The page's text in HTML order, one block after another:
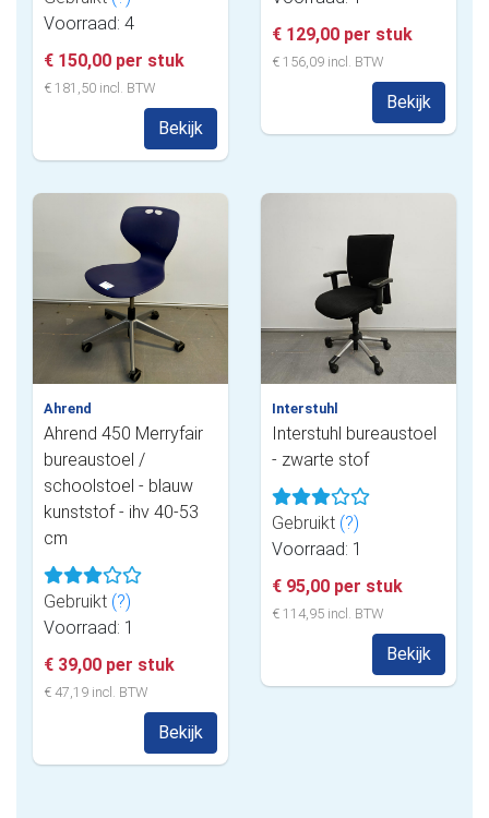
Voorraad: 4
€ 150,00 per stuk
€ 181,50 incl. BTW
Bekijk
€ 129,00 per stuk
€ 156,09 incl. BTW
Bekijk
Ahrend
Ahrend 450 Merryfair
bureaustoel /
schoolstoel - blauw
kunststof - ihv 40-53
cm
Gebruikt (?)
Voorraad: 1
€ 39,00 per stuk
€ 47,19 incl. BTW
Bekijk
Interstuhl
Interstuhl bureaustoel
- zwarte stof
Gebruikt (?)
Voorraad: 1
€ 95,00 per stuk
€ 114,95 incl. BTW
Bekijk